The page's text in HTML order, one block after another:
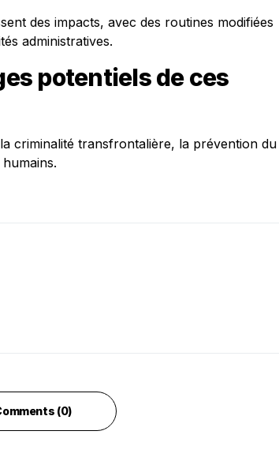
des impacts, avec des routines modifiées
administratives.
potentiels de ces
criminalité transfrontalière, la prévention du
(0)